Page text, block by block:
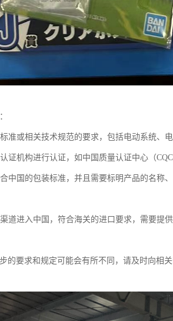
准或相关技术规范的要求，包括电动系统、
证机构进行认证，如中国质量认证中心（
中国的包装标准，并且需要标明产品的名称
道进入中国，符合海关的进口要求，需要提
的要求和规定可能会有所不同，请及时向相